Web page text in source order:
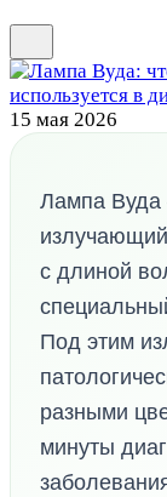
15 мая 2026
Лампа Вуда
с длиной
Под этим
разными
минуты